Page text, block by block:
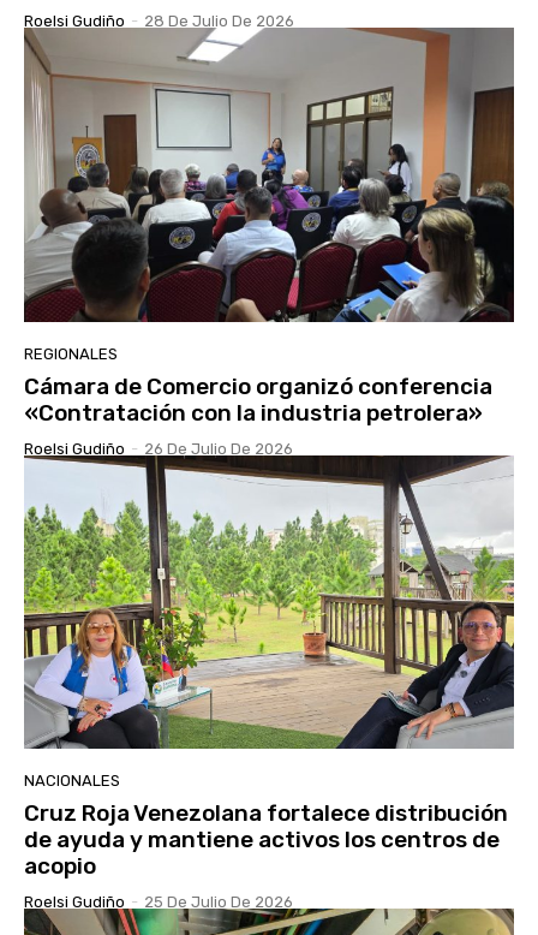
Roelsi Gudiño - 28 De Julio De 2026
REGIONALES
Cámara de Comercio organizó conferencia
«Contratación con la industria petrolera»
Roelsi Gudiño - 26 De Julio De 2026
NACIONALES
Cruz Roja Venezolana fortalece distribución
de ayuda y mantiene activos los centros de
acopio
Roelsi Gudiño - 25 De Julio De 2026